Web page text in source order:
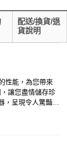
配送/換貨/退
貨說明
性能，為您帶來
讓您盡情儲存珍
呈現令人驚豔的
動網路，讓您隨